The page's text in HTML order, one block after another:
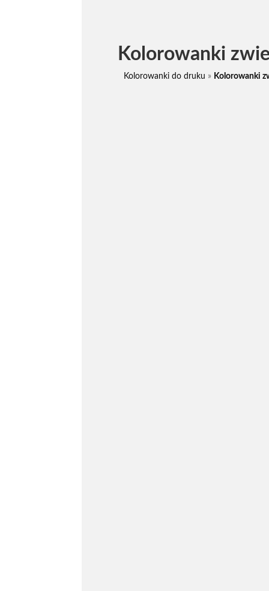
Kolorowanki
Kolorowanki do druku » Kolorowanki